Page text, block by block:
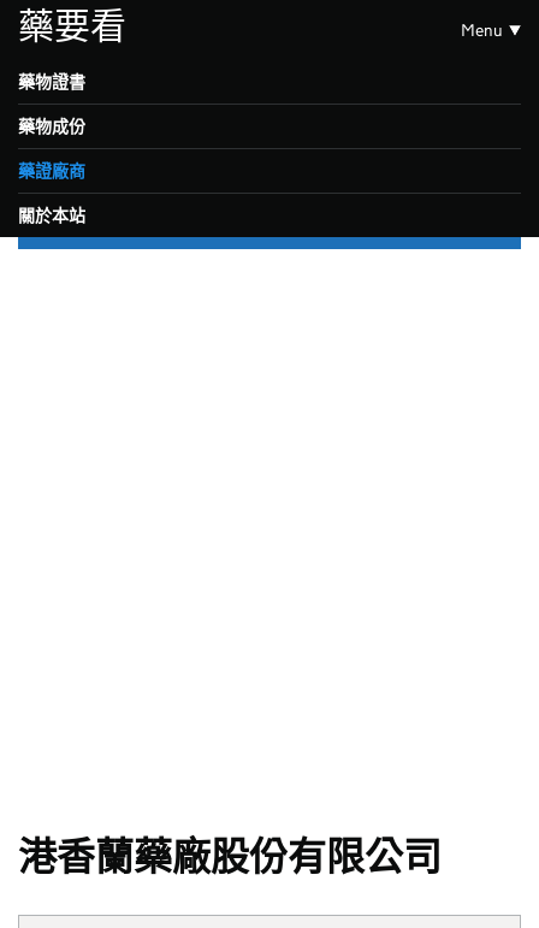
藥要看 Menu
藥物證書
藥物成份
藥證廠商
關於本站
港香蘭藥廠股份有限公司